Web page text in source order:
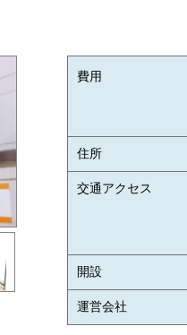
費用
住所
交通アクセス
開設
運営会社